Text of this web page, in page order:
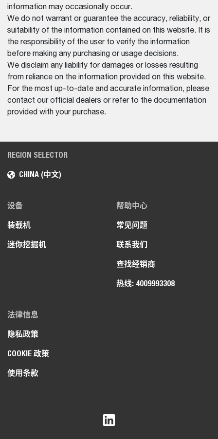
information may occasionally occur.
We do not warrant or guarantee the accuracy, reliability, or
suitability of the information contained on this website. It is
the responsibility of the user to verify the information
before making any purchasing or usage decisions.
We disclaim any liability for damages or losses resulting
from reliance on the information provided on this website.
For the most up-to-date and accurate information, please
contact our official dealers or refer to the documentation
provided with your purchase.
REGION SELECTOR
CHINA (中文)
设备
装载机
迷你挖掘机
帮助中心
常见问题
联系我们
查找经销商
热线: 4009993308
法律信息
隐私政策
COOKIE 政策
使用条款